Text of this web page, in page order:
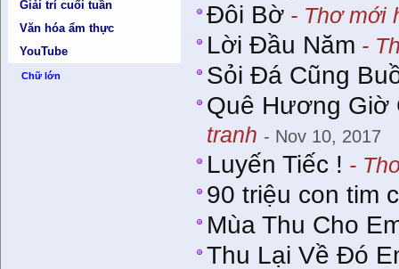
Giải trí cuối tuần
Văn hóa ẩm thực
YouTube
Chữ lớn
Đôi Bờ - Thơ mới
Lời Đầu Năm -
Sỏi Đá Cũng
Quê Hương Giờ
tranh - Nov 10, 2017
Luyến Tiếc ! -
90 triệu con tim
Mùa Thu Cho
Thu Lại Về Đó